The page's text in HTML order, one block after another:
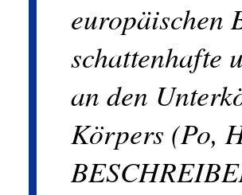
europäischen
schattenhafte
an den
Körpers (Po,